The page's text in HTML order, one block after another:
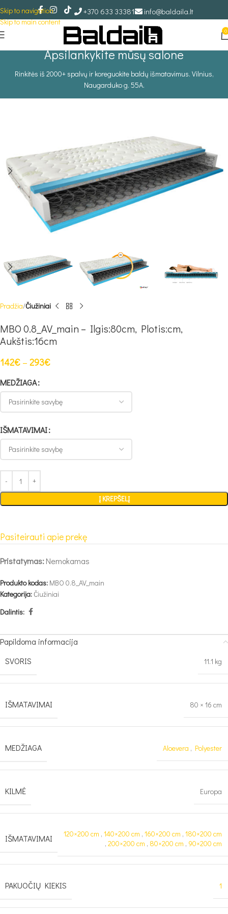
Skip to navigation
Skip to main content
+370 633 33381 info@baldaila.lt
0
Apsilankykite mūsų salone
Rinkitės iš 2000+ spalvų ir koreguokite baldų išmatavimus. Vilnius,
Naugarduko g. 55A.
Pradžia Čiužiniai
MBO 0.8_AV_main – Ilgis:80cm, Plotis:cm,
Aukštis:16cm
142€ – 293€
MEDŽIAGA
IŠMATAVIMAI
Į KREPŠELĮ
Pasiteirauti apie prekę
Pristatymas:Nemokamas
Produkto kodas: MBO 0.8_AV_main
Kategorija:Čiužiniai
Dalintis:
Papildoma informacija
SVORIS
11.1 kg
IŠMATAVIMAI 80 × 16 cm
MEDŽIAGA Aloevera , Polyester
KILMĖ Europa
IŠMATAVIMAI 120×200 cm , 140×200 cm , 160×200 cm , 180×200 cm
, 200×200 cm , 80×200 cm , 90×200 cm
PAKUOČIŲ KIEKIS 1